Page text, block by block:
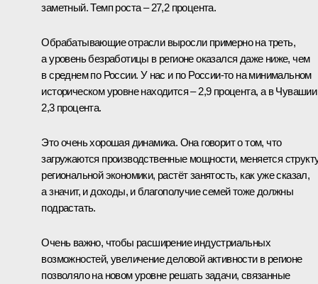
заметный. Темп роста – 27,2 процента.
Обрабатывающие отрасли выросли примерно на треть,
а уровень безработицы в регионе оказался даже ниже, чем
в среднем по России. У нас и по России-то на минимальном
историческом уровне находится – 2,9 процента, а в
2,3 процента.
Это очень хорошая динамика. Она говорит о том, что
загружаются производственные мощности, меняется
региональной экономики, растёт занятость, как уже сказал,
а значит, и доходы, и благополучие семей тоже должны
подрастать.
Очень важно, чтобы расширение индустриальных
возможностей, увеличение деловой активности в регионе
позволяло на новом уровне решать задачи, связанные